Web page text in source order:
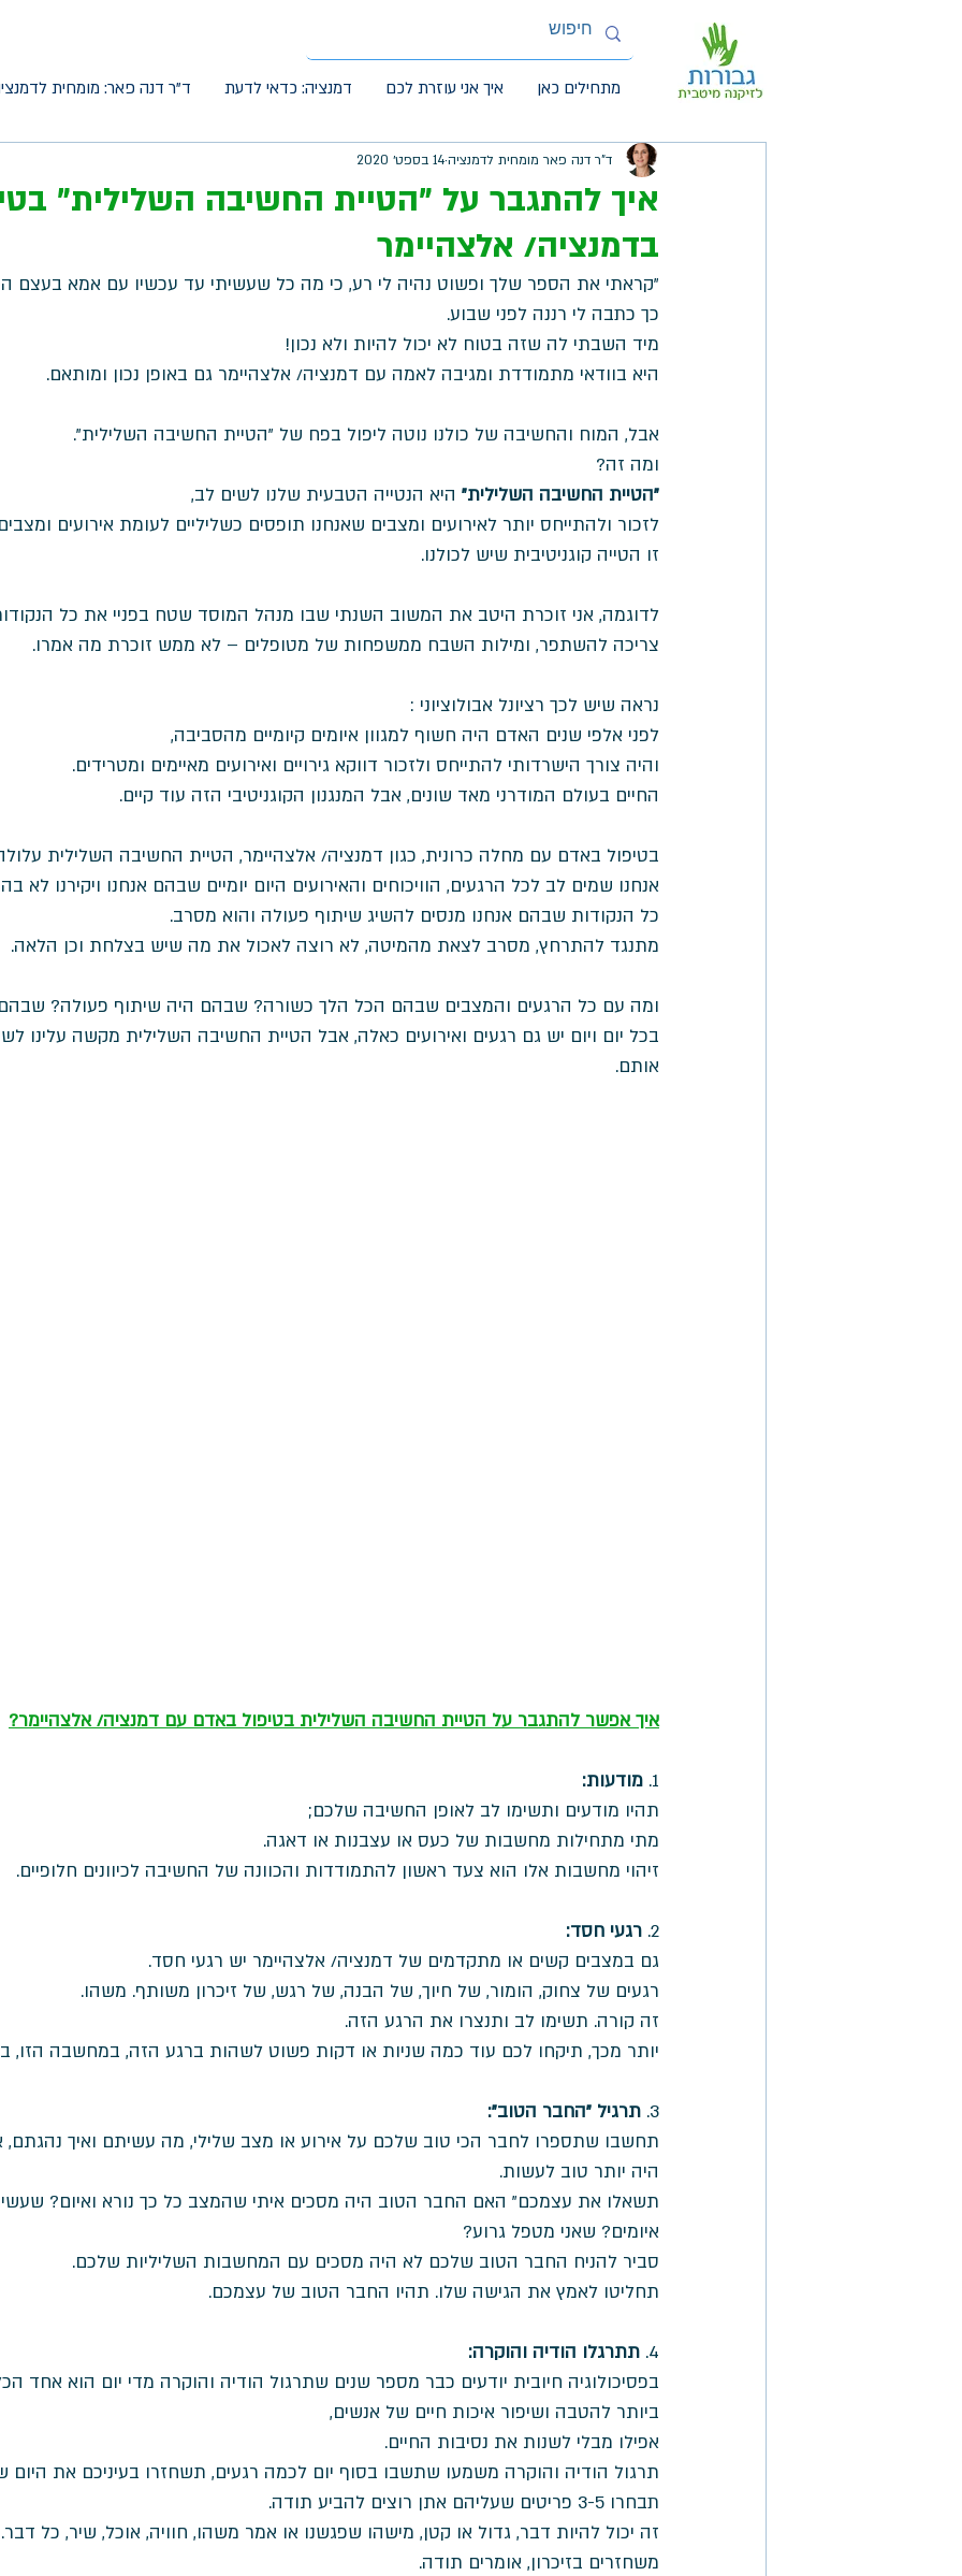
מתחילים כאן איך אני עוזרת לכם דמנציה: כדאי לדעת ד"ר דנה פאר: מומחית
איך להתגבר על "הטיית החשיבה השלילית"
בדמנציה/ אלצהיימר
ד"ר דנה פאר מומחית לדמנציה14 בספט׳ 2020
"קראתי את הספר שלך ופשוט נהיה לי רע, כי מה כל שעשיתי עד עכשיו עם אמא בעצם
כך כתבה לי רננה לפני שבוע.
מיד השבתי לה שזה בטוח לא יכול להיות ולא נכון!
היא בוודאי מתמודדת ומגיבה לאמה עם דמנציה/ אלצהיימר גם באופן נכון ומותאם.
אבל, המוח והחשיבה של כולנו נוטה ליפול בפח של "הטיית החשיבה השלילית".
ומה זה?
"הטיית החשיבה השלילית" היא הנטייה הטבעית שלנו לשים לב,
לזכור ולהתייחס יותר לאירועים ומצבים שאנחנו תופסים כשליליים לעומת אירועים ומצבים
זו הטייה קוגניטיבית שיש לכולנו.
לדוגמה, אני זוכרת היטב את המשוב השנתי שבו מנהל המוסד שטח בפניי את כל
צריכה להשתפר, ומילות השבח ממשפחות של מטופלים – לא ממש זוכרת מה אמרו.
נראה שיש לכך רציונל אבולוציוני :
לפני אלפי שנים האדם היה חשוף למגוון איומים קיומיים מהסביבה,
והיה צורך הישרדותי להתייחס ולזכור דווקא גירויים ואירועים מאיימים ומטרידים.
החיים בעולם המודרני מאד שונים, אבל המנגנון הקוגניטיבי הזה עוד קיים.
בטיפול באדם עם מחלה כרונית, כגון דמנציה/ אלצהיימר, הטיית החשיבה השלילית
אנחנו שמים לב לכל הרגעים, הוויכוחים והאירועים היום יומיים שבהם אנחנו ויקירנו לא
כל הנקודות שבהם אנחנו מנסים להשיג שיתוף פעולה והוא מסרב.
מתנגד להתרחץ, מסרב לצאת מהמיטה, לא רוצה לאכול את מה שיש בצלחת וכן הלאה.
ומה עם כל הרגעים והמצבים שבהם הכל הלך כשורה? שבהם היה שיתוף פעולה? שבהם
בכל יום ויום יש גם רגעים ואירועים כאלה, אבל הטיית החשיבה השלילית מקשה עלינו
אותם.
איך אפשר להתגבר על הטיית החשיבה השלילית בטיפול באדם עם דמנציה/ אלצהיימר?
1. מודעות:
תהיו מודעים ותשימו לב לאופן החשיבה שלכם;
מתי מתחילות מחשבות של כעס או עצבנות או דאגה.
זיהוי מחשבות אלו הוא צעד ראשון להתמודדות והכוונה של החשיבה לכיוונים חלופיים.
2. רגעי חסד:
גם במצבים קשים או מתקדמים של דמנציה/ אלצהיימר יש רגעי חסד.
רגעים של צחוק, הומור, של חיוך, של הבנה, של רגש, של זיכרון משותף. משהו.
זה קורה. תשימו לב ותנצרו את הרגע הזה.
יותר מכך, תיקחו לכם עוד כמה שניות או דקות פשוט לשהות ברגע הזה, במחשבה הזו,
3. תרגיל "החבר הטוב":
תחשבו שתספרו לחבר הכי טוב שלכם על אירוע או מצב שלילי, מה עשיתם ואיך נהגתם,
היה יותר טוב לעשות.
תשאלו את עצמכם" האם החבר הטוב היה מסכים איתי שהמצב כל כך נורא ואיום?
איומים? שאני מטפל גרוע?
סביר להניח החבר הטוב שלכם לא היה מסכים עם המחשבות השליליות שלכם.
תחליטו לאמץ את הגישה שלו. תהיו החבר הטוב של עצמכם.
4. תתרגלו הודיה והוקרה:
בפסיכולוגיה חיובית יודעים כבר מספר שנים שתרגול הודיה והוקרה מדי יום הוא אחד
ביותר להטבה ושיפור איכות חיים של אנשים,
אפילו מבלי לשנות את נסיבות החיים.
תרגול הודיה והוקרה משמעו שתשבו בסוף יום לכמה רגעים, תשחזרו בעיניכם את היום
תבחרו 3-5 פריטים שעליהם אתן רוצים להביע תודה.
זה יכול להיות דבר, גדול או קטן, מישהו שפגשנו או אמר משהו, חוויה, אוכל, שיר, כל דבר.
משחזרים בזיכרון, אומרים תודה.